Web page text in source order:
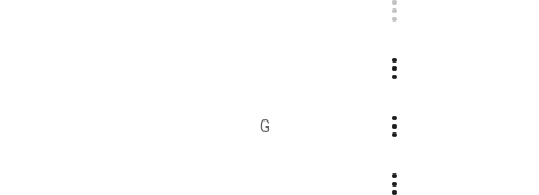
G